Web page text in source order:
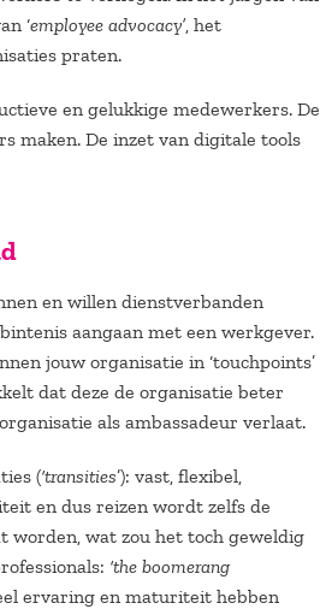
‘employee advocacy’, het
praten.
en gelukkige medewerkers. De
maken. De inzet van digitale tools
en willen dienstverbanden
aangaan met een werkgever.
jouw organisatie in ‘touchpoints’
dat deze de organisatie beter
als ambassadeur verlaat.
(‘transities’): vast, flexibel,
en dus reizen wordt zelfs de
worden, wat zou het toch geweldig
‘the boomerang
ervaring en maturiteit hebben